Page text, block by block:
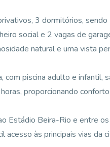
3 dormitórios, sendo
social e 2 vagas de
natural e uma vista
piscina adulto e infantil,
proporcionando
Estádio Beira-Rio e entre
acesso às principais vias da